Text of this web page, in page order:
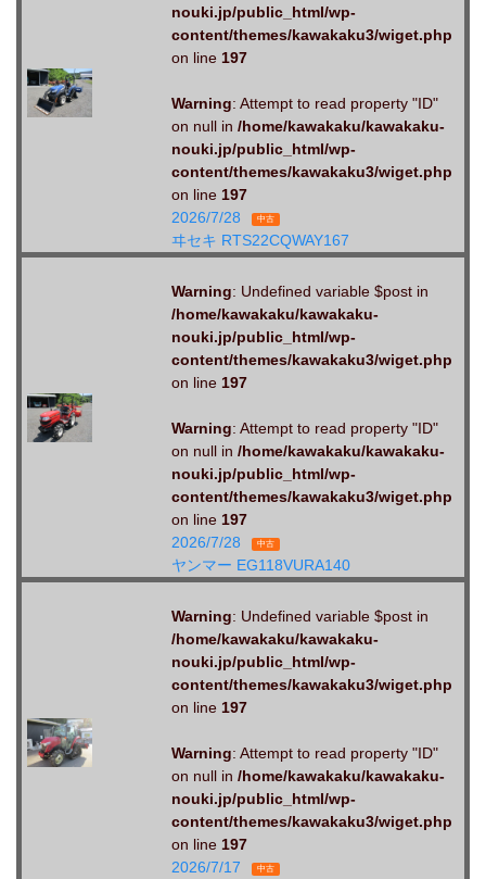
nouki.jp/public_html/wp-
content/themes/kawakaku3/wiget.php
on line 197
Warning: Attempt to read property "ID"
on null in /home/kawakaku/kawakaku-
nouki.jp/public_html/wp-
content/themes/kawakaku3/wiget.php
on line 197
2026/7/28
中古
ヰセキ RTS22CQWAY167
Warning: Undefined variable $post in
/home/kawakaku/kawakaku-
nouki.jp/public_html/wp-
content/themes/kawakaku3/wiget.php
on line 197
Warning: Attempt to read property "ID"
on null in /home/kawakaku/kawakaku-
nouki.jp/public_html/wp-
content/themes/kawakaku3/wiget.php
on line 197
2026/7/28
中古
ヤンマー EG118VURA140
Warning: Undefined variable $post in
/home/kawakaku/kawakaku-
nouki.jp/public_html/wp-
content/themes/kawakaku3/wiget.php
on line 197
Warning: Attempt to read property "ID"
on null in /home/kawakaku/kawakaku-
nouki.jp/public_html/wp-
content/themes/kawakaku3/wiget.php
on line 197
2026/7/17
中古